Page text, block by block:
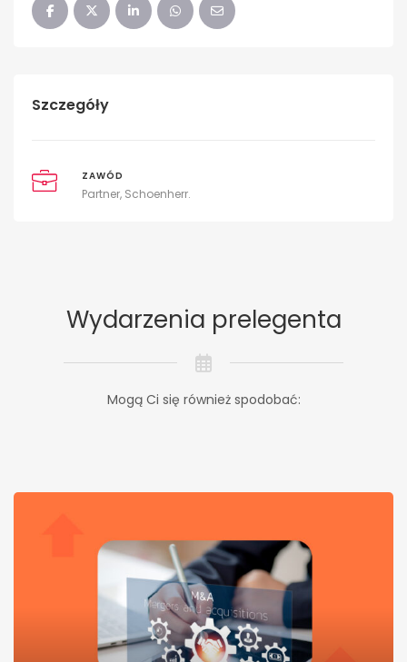
Szczegóły
ZAWÓD
Partner, Schoenherr.
Wydarzenia prelegenta
Mogą Ci się również spodobać: